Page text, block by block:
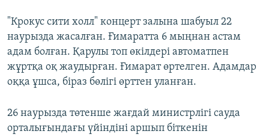
"Крокус сити холл" концерт залына шабуыл 22
наурызда жасалған. Ғимаратта 6 мыңнан астам
адам болған. Қарулы топ өкілдері автоматпен
жұртқа оқ жаудырған. Ғимарат өртелген. Адамдар
оққа ұшса, біраз бөлігі өрттен уланған.
26 наурызда төтенше жағдай министрлігі сауда
орталығындағы үйіндіні аршып біткенін